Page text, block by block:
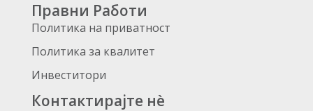
Правни Работи
Политика на приватност
Политика за квалитет
Инвеститори
Контактирајте нè